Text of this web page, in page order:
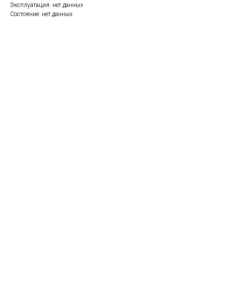
Эксплуатация: нет данных
Состояние: нет данных